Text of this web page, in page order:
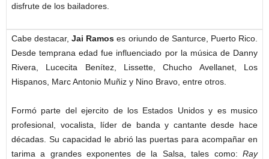
disfrute de los bailadores.
Cabe destacar,Jai Ramos es oriundo de Santurce, Puerto Rico.
Desde temprana edad fue influenciado por la música de Danny
Rivera, Lucecita Benítez, Lissette, Chucho Avellanet, Los
Hispanos, Marc Antonio Muñiz y Nino Bravo, entre otros.
Formó parte del ejercito de los Estados Unidos y es musico
profesional, vocalista, líder de banda y cantante desde hace
décadas. Su capacidad le abrió las puertas para acompañar en
tarima a grandes exponentes de la Salsa, tales como: Ray